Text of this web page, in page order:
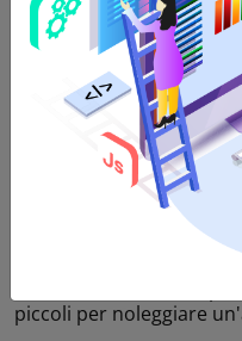
5 Porte,5Passeggere,
Manuale, Benzina,AC
Offriamo veicoli di
incredibili a Heraklion
Heraklion tramite il
goditi servizi completi e
Economy comprende le
cilindrata 1200cc che
di 3-4 passeggeri e per
piccoli per noleggiare